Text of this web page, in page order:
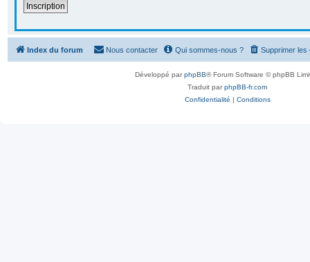
Inscription
Index du forum Supprimer les
Qui sommes-nous ?
Nous contacter
Développé parphpBB® Forum Software © phpBB
Traduit parphpBB-fr.com
Confidentialité | Conditions